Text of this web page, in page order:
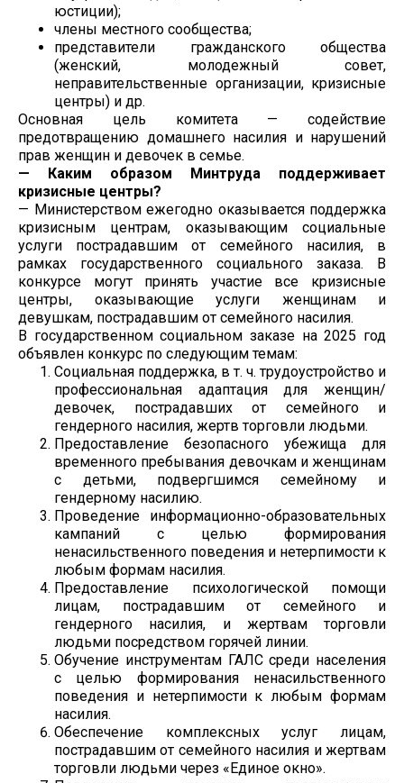
юстиции);
члены местного сообщества;
представители гражданского общества
(женский, молодежный совет,
неправительственные организации, кризисные
центры) и др.
Основная цель комитета — содействие
предотвращению домашнего насилия и нарушений
прав женщин и девочек в семье.
— Каким образом Минтруда поддерживает
кризисные центры?
— Министерством ежегодно оказывается поддержка
кризисным центрам, оказывающим социальные
услуги пострадавшим от семейного насилия, в
рамках государственного социального заказа. В
конкурсе могут принять участие все кризисные
центры, оказывающие услуги женщинам и
девушкам, пострадавшим от семейного насилия.
В государственном социальном заказе на 2025 год
объявлен конкурс по следующим темам:
Социальная поддержка, в т. ч. трудоустройство и
профессиональная адаптация для женщин/
девочек, пострадавших от семейного и
гендерного насилия, жертв торговли людьми.
Предоставление безопасного убежища для
временного пребывания девочкам и женщинам
с детьми, подвергшимся семейному и
гендерному насилию.
Проведение информационно-образовательных
кампаний с целью формирования
ненасильственного поведения и нетерпимости к
любым формам насилия.
Предоставление психологической помощи
лицам, пострадавшим от семейного и
гендерного насилия, и жертвам торговли
людьми посредством горячей линии.
Обучение инструментам ГАЛС среди населения
с целью формирования ненасильственного
поведения и нетерпимости к любым формам
насилия.
Обеспечение комплексных услуг лицам,
пострадавшим от семейного насилия и жертвам
торговли людьми через «Единое окно».